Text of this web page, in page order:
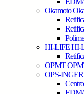
Okamoto
HI-LIFEHI-
OPMT
OPS-